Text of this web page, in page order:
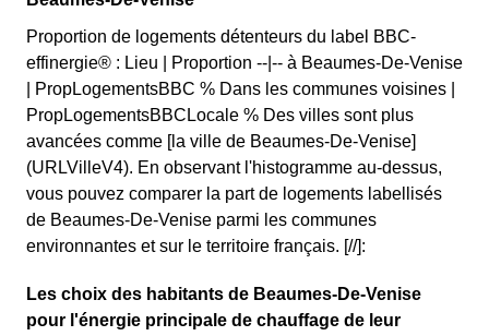
Proportion de logements détenteurs du label BBC-
effinergie® : Lieu | Proportion --|-- à Beaumes-De-Venise
| PropLogementsBBC % Dans les communes voisines |
PropLogementsBBCLocale % Des villes sont plus
avancées comme [la ville de Beaumes-De-Venise]
(URLVilleV4). En observant l'histogramme au-dessus,
vous pouvez comparer la part de logements labellisés
de Beaumes-De-Venise parmi les communes
environnantes et sur le territoire français. [//]:
Les choix des habitants de Beaumes-De-Venise
pour l'énergie principale de chauffage de leur